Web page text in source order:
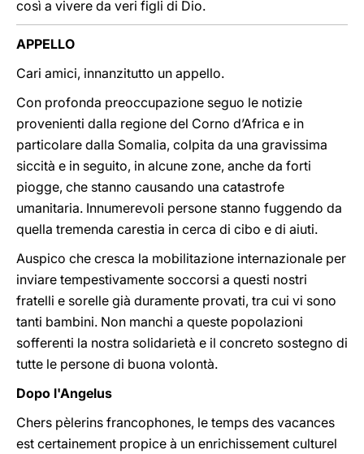
così a vivere da veri figli di Dio.
APPELLO
Cari amici, innanzitutto un appello.
Con profonda preoccupazione seguo le notizie
provenienti dalla regione del Corno d’Africa e in
particolare dalla Somalia, colpita da una gravissima
siccità e in seguito, in alcune zone, anche da forti
piogge, che stanno causando una catastrofe
umanitaria. Innumerevoli persone stanno fuggendo da
quella tremenda carestia in cerca di cibo e di aiuti.
Auspico che cresca la mobilitazione internazionale per
inviare tempestivamente soccorsi a questi nostri
fratelli e sorelle già duramente provati, tra cui vi sono
tanti bambini. Non manchi a queste popolazioni
sofferenti la nostra solidarietà e il concreto sostegno di
tutte le persone di buona volontà.
Dopo l'Angelus
Chers pèlerins francophones, le temps des vacances
est certainement propice à un enrichissement culturel